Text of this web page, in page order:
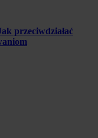
przeciwdziałać